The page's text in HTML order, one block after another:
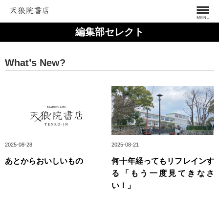
編集部セレクト
What’s New?
2025-08-28
あとからおいしいもの
2025-08-21
何十年経ってもリフレインす
る「もう一度見てきなさ
い！」